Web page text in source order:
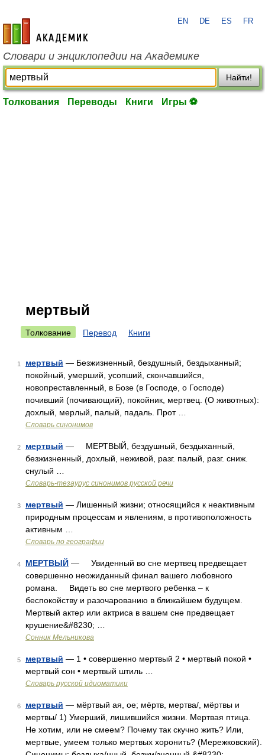
academic.ru
EN DE ES FR
Словари и энциклопедии на Академике
Найти!
Толкования Переводы Книги Игры ⚽
мертвый
Толкование Перевод Книги
1 мертвый — Безжизненный, бездушный, бездыханный;
покойный, умерший, усопший, скончавшийся,
новопреставленный, в Бозе (в Господе, о Господе)
почивший (почивающий), покойник, мертвец. (О животных):
дохлый, мерлый, палый, падаль. Прот …
Словарь синонимов
2 мертвый — МЕРТВЫЙ, бездушный, бездыханный,
безжизненный, дохлый, неживой, разг. палый, разг. сниж.
снулый …
Словарь-тезаурус синонимов русской речи
3 мертвый — Лишенный жизни; относящийся к неактивным
природным процессам и явлениям, в противоположность
активным …
Словарь по географии
4 МЕРТВЫЙ — Увиденный во сне мертвец предвещает
совершенно неожиданный финал вашего любовного
романа. Видеть во сне мертвого ребенка – к
беспокойству и разочарованию в ближайшем будущем.
Мертвый актер или актриса в вашем сне предвещает
крушение&#8230; …
Сонник Мельникова
5 мертвый — 1 • совершенно мертвый 2 • мертвый покой •
мертвый сон • мертвый штиль …
Словарь русской идиоматики
6 мертвый — мёртвый ая, ое; мёртв, мертва/, мёртвы и
мертвы/ 1) Умерший, лишившийся жизни. Мертвая птица.
Не хотим, или не смеем? Почему так скучно жить? Или,
мертвые, умеем только мертвых хоронить? (Мережковский).